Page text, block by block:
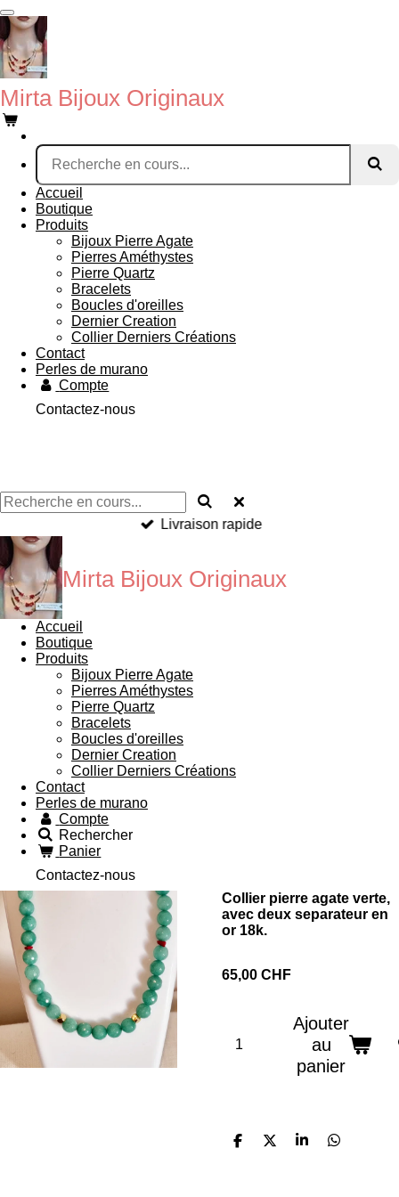
Passer
au
contenu
principal
Mirta Bijoux Originaux
Accueil
Boutique
Produits
Bijoux Pierre Agate
Pierres Améthystes
Pierre Quartz
Bracelets
Boucles d'oreilles
Dernier Creation
Collier Derniers Créations
Contact
Perles de murano
Compte
Contactez-nous
Livraison rapide
Mirta Bijoux Originaux
Accueil
Boutique
Produits
Bijoux Pierre Agate
Pierres Améthystes
Pierre Quartz
Bracelets
Boucles d'oreilles
Dernier Creation
Collier Derniers Créations
Contact
Perles de murano
Compte
Rechercher
Panier
Contactez-nous
Collier pierre agate verte,
avec deux separateur en
or 18k.
65,00 CHF
Ajouter
au
panier
P
P
P
P